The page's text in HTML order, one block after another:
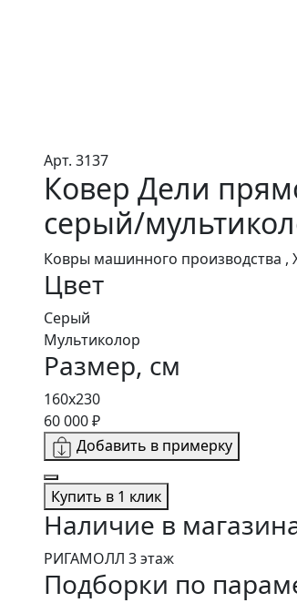
Арт. 3137
Ковер Дели
серый/
Ковры машинного производства ,
Цвет
Серый
Мультиколор
Размер, см
160х230
60 000 ₽
Добавить в примерку
Купить в 1 клик
Наличие в
РИГАМОЛЛ 3 этаж
Подборки по